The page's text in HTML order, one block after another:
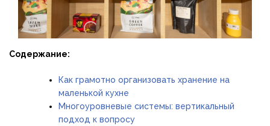
Содержание:
Как грамотно организовать хранение на
маленькой кухне
Многоуровневые системы: вертикальный
подход к вопросу